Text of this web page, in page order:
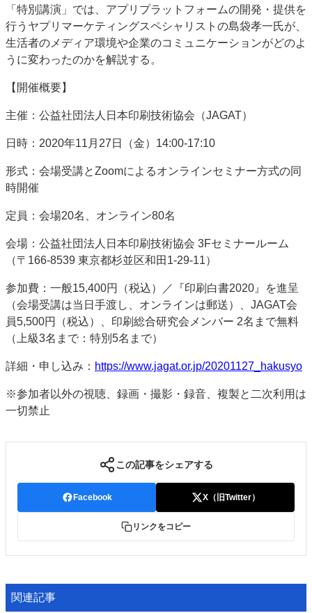
特集・デジタル印刷 ～ 新成長軌道を描く
案内
発刊案内
JFPI印刷用語集
運営
会社案内
購読・購入申し込み
サイトポリシー
お問い合わせ
「特別講演」では、アプリプラットフォームの開発・提供を
行うヤプリマーケティングスペシャリストの島袋孝一氏が、
生活者のメディア環境や企業のコミュニケーションがどのよ
うに変わったのかを解説する。
【開催概要】
主催：公益社団法人日本印刷技術協会（JAGAT）
日時：2020年11月27日（金）14:00-17:10
形式：会場受講とZoomによるオンラインセミナー方式の同
時開催
定員：会場20名、オンライン80名
会場：公益社団法人日本印刷技術協会 3Fセミナールーム
（〒166-8539 東京都杉並区和田1-29-11）
参加費：一般15,400円（税込）／『印刷白書2020』を進呈
（会場受講は当日手渡し、オンラインは郵送）、JAGAT会
員5,500円（税込）、印刷総合研究会メンバー 2名まで無料
（上級3名まで：特別5名まで）
詳細・申し込み： https://www.jagat.or.jp/20201127_hakusyo
※参加者以外の視聴、録画・撮影・録音、複製と二次利用は
一切禁止
この記事をシェアする
Facebook X（旧Twitter）
リンクをコピー
関連記事